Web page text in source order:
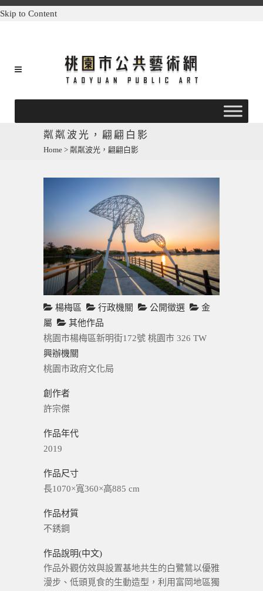
Skip to Content
粼粼波光，翩翩白影
Home > 粼粼波光，翩翩白影
楊梅區 行政機關 公開徵選
金
屬
其他作品
桃園市楊梅區新明街172號 桃園市 326 TW
興辦機關
桃園市政府文化局
創作者
許宗傑
作品年代
2019
作品尺寸
長1070×寬360×高885 cm
作品材質
不銹鋼
作品說明(中文)
作品外觀仿效與設置基地共生的白鷺鷥以優雅
漫步、低頭覓食的生動造型，利用富岡地區獨